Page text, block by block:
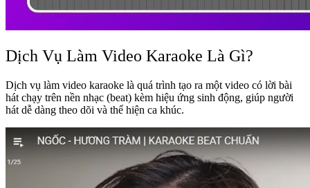
Dịch Vụ Làm Video Karaoke Là Gì?
Dịch vụ làm video karaoke là quá trình tạo ra một video có lời bài
hát chạy trên nền nhạc (beat) kèm hiệu ứng sinh động, giúp người
hát dễ dàng theo dõi và thể hiện ca khúc.